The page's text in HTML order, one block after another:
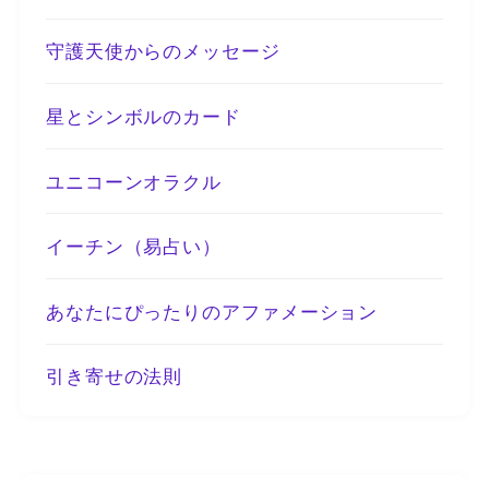
守護天使からのメッセージ
星とシンボルのカード
ユニコーンオラクル
イーチン（易占い）
あなたにぴったりのアファメーション
引き寄せの法則